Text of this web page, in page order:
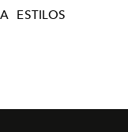
ESTILOS